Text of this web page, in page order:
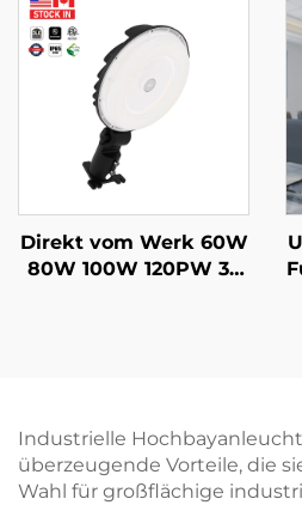
barer Leistung lineare
Lampen für Bauprojek
te oder Renovierungen
t
Direkt vom Werk 60W
80W 100W 120PW 35
Industrielle
überzeugende Vorteile, die
Wahl für großflächige